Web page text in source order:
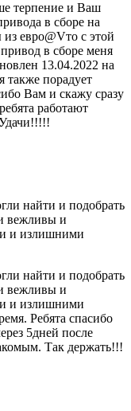
терпение и Ваш
в сборе на
евро@Vто с этой
в сборе меня
13.04.2022 на
также порадует
Вам и скажу сразу
работают
найти и подобрать
вежливы и
и излишними
найти и подобрать
вежливы и
и излишними
Ребята спасибо
5дней после
Так держать!!!